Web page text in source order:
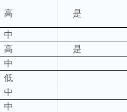
高 是
中
高
是
中
低
中
中